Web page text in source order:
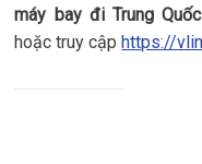
máy bay đi Trung
hoặc truy cậphttps://